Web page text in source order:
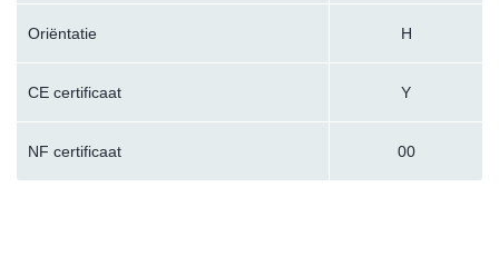
Oriëntatie H
CE certificaat Y
NF certificaat 00